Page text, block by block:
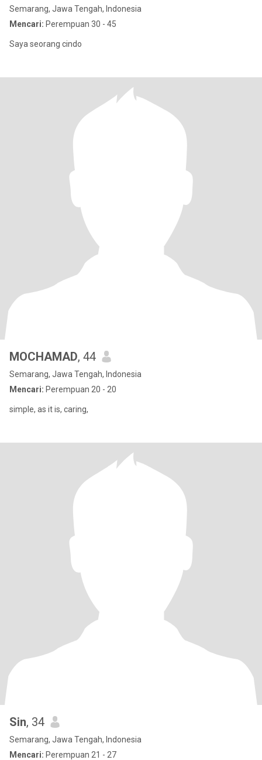
Semarang, Jawa Tengah, Indonesia
Mencari: Perempuan 30 - 45
Saya seorang cindo
MOCHAMAD, 44
Semarang, Jawa Tengah, Indonesia
Mencari: Perempuan 20 - 20
simple, as it is, caring,
Sin, 34
Semarang, Jawa Tengah, Indonesia
Mencari: Perempuan 21 - 27